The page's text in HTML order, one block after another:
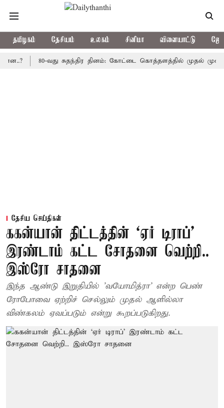
தமிழகம் தேசியம் உலகம் சினிமா விளையாட்டு
80-வது சுதந்திர தினம்: கோட்டை கொத்தளத்தில் முதல் முறையாக
தேசிய செய்திகள்
ககன்யான் திட்டத்தின் ‘ஏர் டிராப்’
இரண்டாம் கட்ட சோதனை வெற்றி..
இஸ்ரோ சாதனை
இந்த ஆண்டு இறுதியில் 'வயோமித்ரா' என்ற பெண்
ரோபோவை ஏற்றிச் செல்லும் முதல் ஆளில்லா
விண்கலம் ஏவப்படும் என்று கூறப்படுகிறது.